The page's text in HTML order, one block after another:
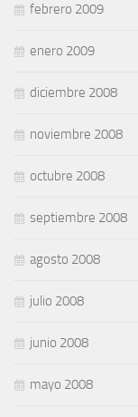
febrero 2009
enero 2009
diciembre 2008
noviembre 2008
octubre 2008
septiembre 2008
agosto 2008
julio 2008
junio 2008
mayo 2008